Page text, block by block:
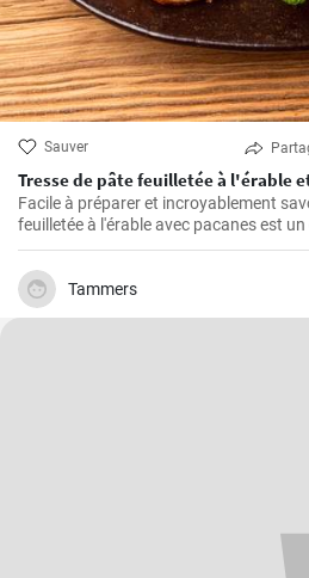
Sauver
Tresse de pâte feuilletée à l'érable
Facile à préparer et incroyablement
feuilletée à l'érable avec pacanes est
maintes reprises pour mes proches.
amère des pacanes et la légèreté de la
difficile d'y résister.
Tammers